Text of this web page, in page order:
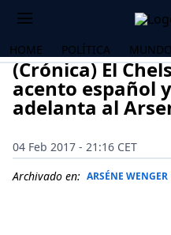
HOME POLÍTICA MUNDO
(Crónica) El
acento español
adelanta al
04 Feb 2017 - 21:16 CET
Archivado en: ARSÉNE WENGER